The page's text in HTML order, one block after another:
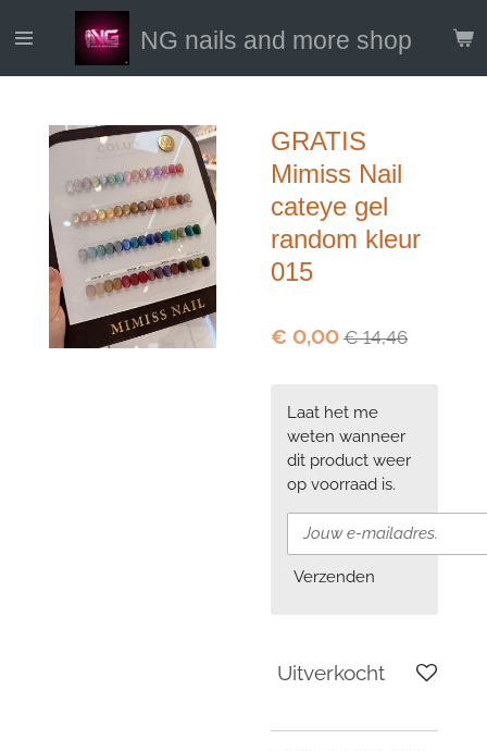
direct
NG nails and more shop
GRATIS
Mimiss Nail
cateye gel
random kleur
015
€ 0,00 € 14,46
Laat het me
weten wanneer
dit product weer
op voorraad is.
Verzenden
Uitverkocht